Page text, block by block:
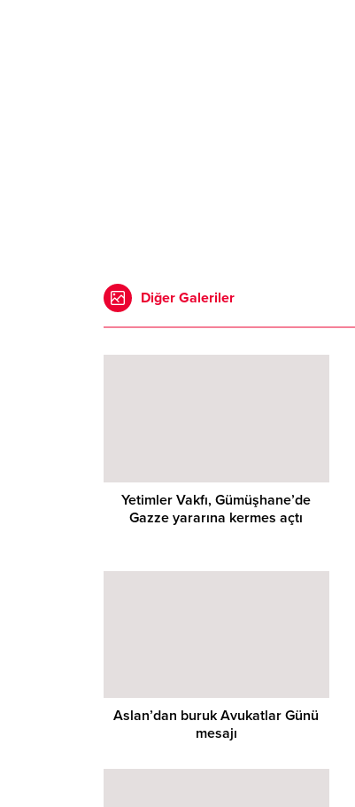
Diğer Galeriler
Yetimler Vakfı, Gümüşhane’de
Gazze yararına kermes açtı
Aslan’dan buruk Avukatlar Günü
mesajı